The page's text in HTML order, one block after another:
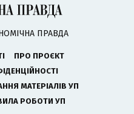
ПРАВДА
ПРО ПРОЄКТ
МАТЕРІАЛІВ УП
РОБОТИ УП